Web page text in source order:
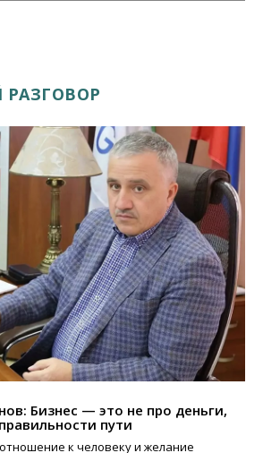
Бизнес — это не про деньги,
пути
к человеку и желание